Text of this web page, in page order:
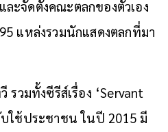
ละจัดตั้งคณะตลกของตัวเอง
แหล่งรวมนักแสดงตลกที่มา
รวมทั้งซีรีส์เรื่อง ‘Servant
บใช้ประชาชนในปี 2015มี